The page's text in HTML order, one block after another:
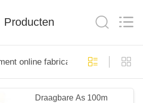
Producten
online fabricage
Draagbare As 100m